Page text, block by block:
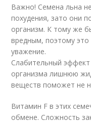
Важно! Семена льна
похудения, зато они
организм. К тому же
вредным, поэтому это
уважение.
Слабительный
организма лишнюю
веществ поможет не
Витамин F в этих
обмене. Сложность